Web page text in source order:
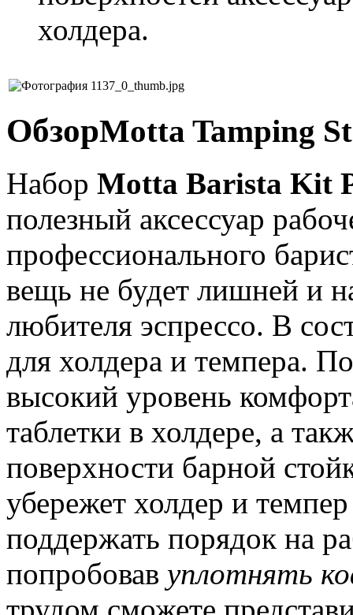
холдера.
ОбзорMotta Tamping
Набор Motta Barista Kit
полезный аксессуар
профессионального
вещь не будет лишней и
любителя эспрессо. В
для холдера и темпера.
высокий уровень
таблетки в холдере, а
поверхности барной
убережет холдер и
поддержать порядок на
попробовав уплотнять